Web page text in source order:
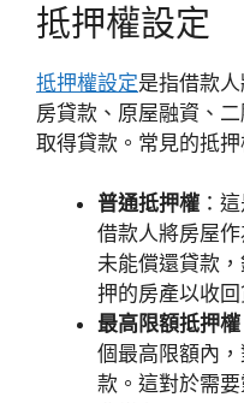
抵押權設定
抵押權設定是指借款
房貸款、原屋融資、
取得貸款。常見的抵押
普通抵押權 ：
借款人將房屋
未能償還貸款
押的房產以收回
最高限額抵押權
個最高限額內
款。這對於需